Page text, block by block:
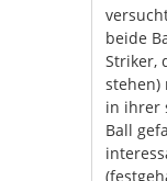
beide
Striker,
stehen)
in ihrer
Ball